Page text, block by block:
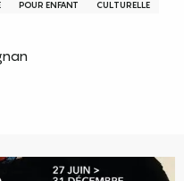
POUR ENFANT
CULTURELLE